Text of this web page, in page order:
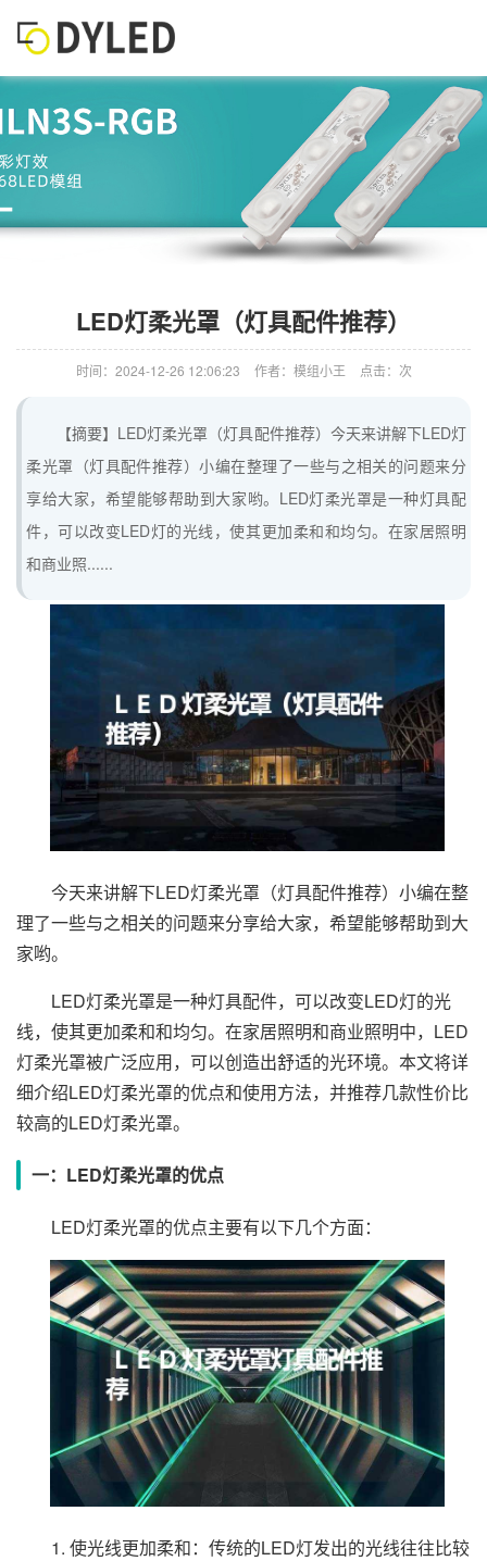
LED灯柔光罩（灯具配件推荐）
时间：2024-12-26 12:06:23 作者：模组小王 点击：次
【摘要】LED灯柔光罩（灯具配件推荐）今天来讲解下LED灯
柔光罩（灯具配件推荐）小编在整理了一些与之相关的问题来分
享给大家，希望能够帮助到大家哟。LED灯柔光罩是一种灯具配
件，可以改变LED灯的光线，使其更加柔和和均匀。在家居照明
和商业照......
今天来讲解下LED灯柔光罩（灯具配件推荐）小编在整
理了一些与之相关的问题来分享给大家，希望能够帮助到大
家哟。
LED灯柔光罩是一种灯具配件，可以改变LED灯的光
线，使其更加柔和和均匀。在家居照明和商业照明中，LED
灯柔光罩被广泛应用，可以创造出舒适的光环境。本文将详
细介绍LED灯柔光罩的优点和使用方法，并推荐几款性价比
较高的LED灯柔光罩。
一：LED灯柔光罩的优点
LED灯柔光罩的优点主要有以下几个方面：
1. 使光线更加柔和：传统的LED灯发出的光线往往比较